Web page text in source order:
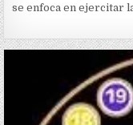
se enfoca en ejercitar